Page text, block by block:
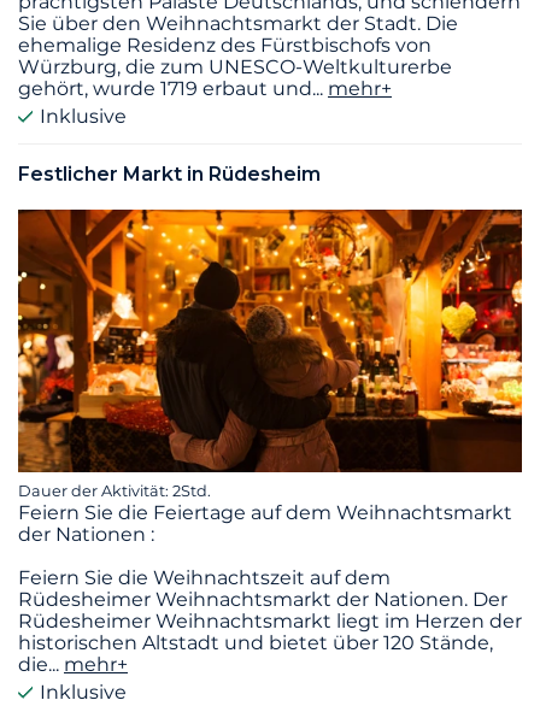
Sie über den Weihnachtsmarkt der Stadt. Die
ehemalige Residenz des Fürstbischofs von
Würzburg, die zum UNESCO-Weltkulturerbe
gehört, wurde 1719 erbaut und... mehr+
Inklusive
Festlicher Markt in Rüdesheim
Dauer der Aktivität: 2Std.
Feiern Sie die Feiertage auf dem Weihnachtsmarkt
der Nationen :
Feiern Sie die Weihnachtszeit auf dem
Rüdesheimer Weihnachtsmarkt der Nationen. Der
Rüdesheimer Weihnachtsmarkt liegt im Herzen der
historischen Altstadt und bietet über 120 Stände,
die... mehr+
Inklusive